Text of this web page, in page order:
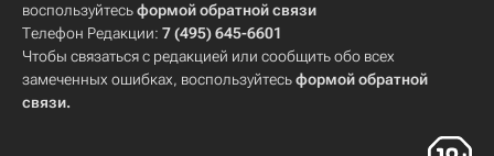
воспользуйтесьформой обратной связи
Телефон Редакции: 7 (495) 645-6601
Чтобы связаться с редакцией или сообщить обо всех
замеченных ошибках, воспользуйтесьформой обратной
связи.